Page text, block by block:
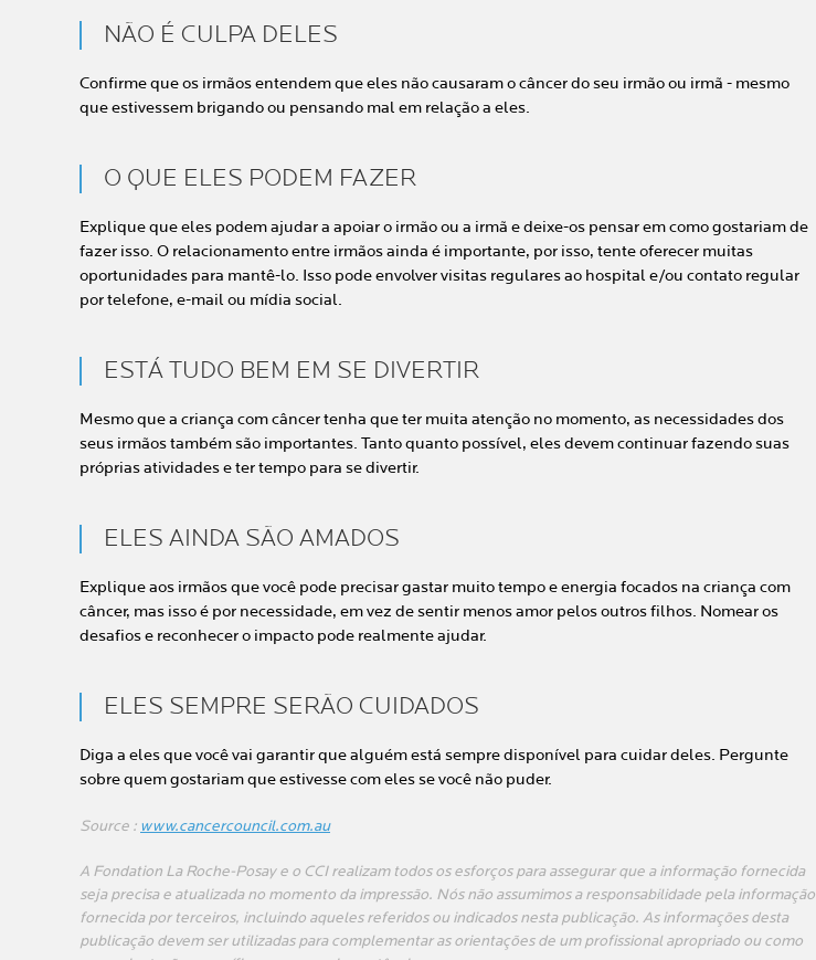
NÃO É CULPA DELES
Confirme que os irmãos entendem que eles não causaram o câncer do seu irmão ou irmã - mesmo
que estivessem brigando ou pensando mal em relação a eles.
O QUE ELES PODEM FAZER
Explique que eles podem ajudar a apoiar o irmão ou a irmã e deixe-os pensar em como gostariam de
fazer isso. O relacionamento entre irmãos ainda é importante, por isso, tente oferecer muitas
oportunidades para mantê-lo. Isso pode envolver visitas regulares ao hospital e/ou contato regular
por telefone, e-mail ou mídia social.
ESTÁ TUDO BEM EM SE DIVERTIR
Mesmo que a criança com câncer tenha que ter muita atenção no momento, as necessidades dos
seus irmãos também são importantes. Tanto quanto possível, eles devem continuar fazendo suas
próprias atividades e ter tempo para se divertir.
ELES AINDA SÃO AMADOS
Explique aos irmãos que você pode precisar gastar muito tempo e energia focados na criança com
câncer, mas isso é por necessidade, em vez de sentir menos amor pelos outros filhos. Nomear os
desafios e reconhecer o impacto pode realmente ajudar.
ELES SEMPRE SERÃO CUIDADOS
Diga a eles que você vai garantir que alguém está sempre disponível para cuidar deles. Pergunte
sobre quem gostariam que estivesse com eles se você não puder.
Source : www.cancercouncil.com.au
A Fondation La Roche-Posay e o CCI realizam todos os esforços para assegurar que a informação fornecida
seja precisa e atualizada no momento da impressão. Nós não assumimos a responsabilidade pela informação
fornecida por terceiros, incluindo aqueles referidos ou indicados nesta publicação. As informações desta
publicação devem ser utilizadas para complementar as orientações de um profissional apropriado ou como